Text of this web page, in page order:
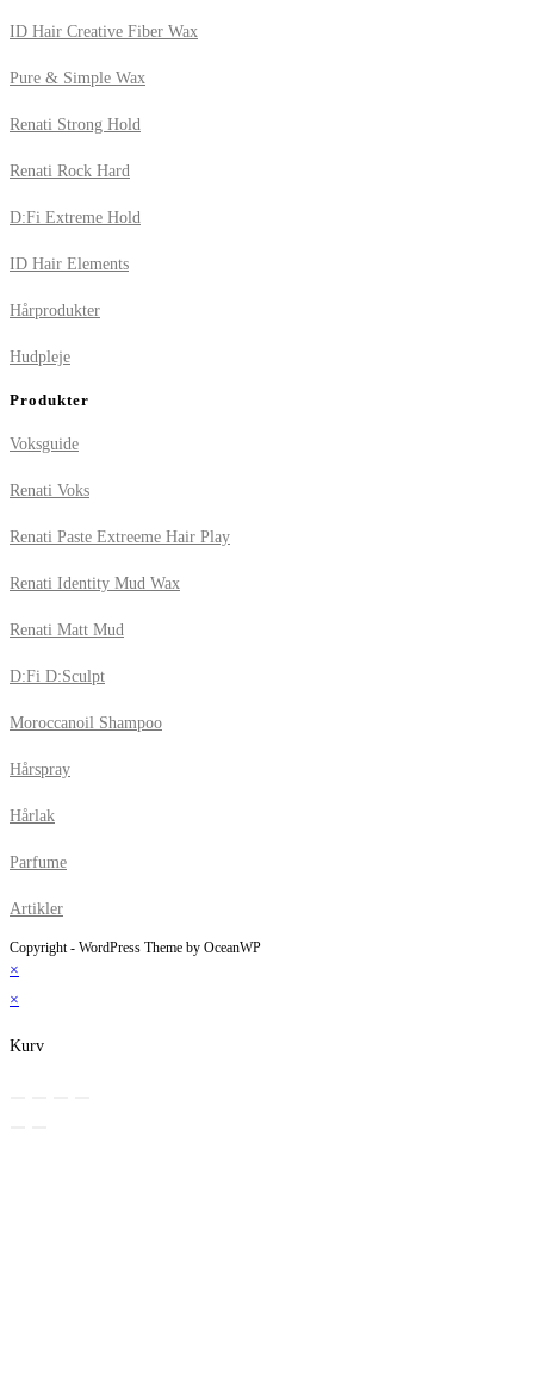
ID Hair Creative Fiber Wax
Pure & Simple Wax
Renati Strong Hold
Renati Rock Hard
D:Fi Extreme Hold
ID Hair Elements
Hårprodukter
Hudpleje
Produkter
Voksguide
Renati Voks
Renati Paste Extreeme Hair Play
Renati Identity Mud Wax
Renati Matt Mud
D:Fi D:Sculpt
Moroccanoil Shampoo
Hårspray
Hårlak
Parfume
Artikler
Copyright - WordPress Theme by OceanWP
×
×
Kurv